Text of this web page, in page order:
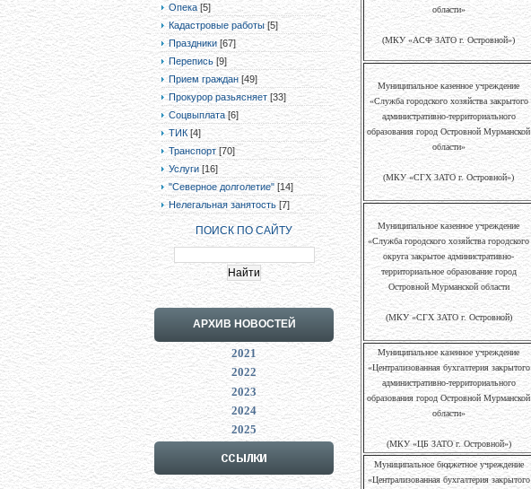
Опека [5]
Кадастровые работы [5]
Праздники [67]
Перепись [9]
Прием граждан [49]
Прокурор разьясняет [33]
Соцвыплата [6]
ТИК [4]
Транспорт [70]
Услуги [16]
"Северное долголетие" [14]
Нелегальная занятость [7]
ПОИСК ПО САЙТУ
АРХИВ НОВОСТЕЙ
2021
2022
2023
2024
2025
области»
(МКУ «АСФ ЗАТО г. Островной»)
Муниципальное казенное учреждение
«Служба городского хозяйства закрытого
административно-территориального
образования город Островной Мурманской
области»
(МКУ «СГХ ЗАТО г. Островной»)
Муниципальное казенное учреждение
«Служба городского хозяйства городского
округа закрытое административно-
территориальное образование город
Островной Мурманской области
(МКУ «СГХ ЗАТО г. Островной)
Муниципальное казенное учреждение
«Централизованная бухгалтерия закрытого
административно-территориального
образования город Островной Мурманской
области»
(МКУ «ЦБ ЗАТО г. Островной»)
Муниципальное бюджетное учреждение
«Централизованная бухгалтерия закрытого